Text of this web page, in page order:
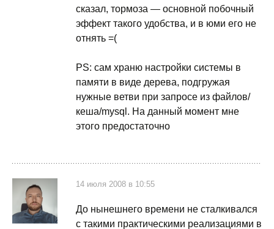
сказал, тормоза — основной побочный
эффект такого удобства, и в юми его не
отнять =(
PS: сам храню настройки системы в
памяти в виде дерева, подгружая
нужные ветви при запросе из файлов/
кеша/mysql. На данный момент мне
этого предостаточно
14 июля 2008 в 10:55
До нынешнего времени не сталкивался
с такими практическими реализациями в